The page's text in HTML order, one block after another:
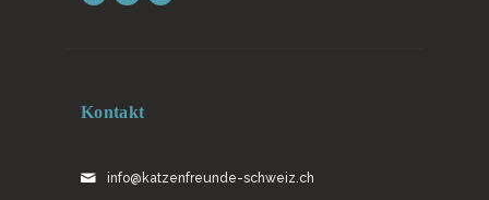
Kontakt
info@katzenfreunde-schweiz.ch